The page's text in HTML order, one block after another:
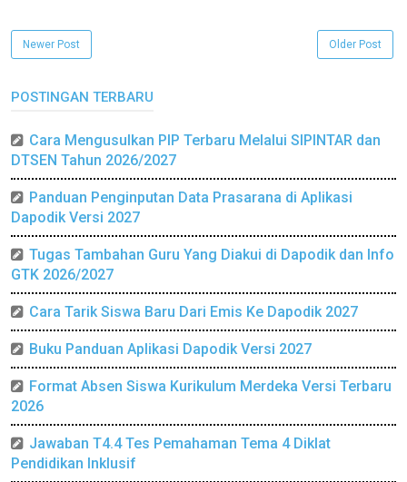
Newer Post Older Post
POSTINGAN TERBARU
Cara Mengusulkan PIP Terbaru Melalui SIPINTAR dan
DTSEN Tahun 2026/2027
Panduan Penginputan Data Prasarana di Aplikasi
Dapodik Versi 2027
Tugas Tambahan Guru Yang Diakui di Dapodik dan Info
GTK 2026/2027
Cara Tarik Siswa Baru Dari Emis Ke Dapodik 2027
Buku Panduan Aplikasi Dapodik Versi 2027
Format Absen Siswa Kurikulum Merdeka Versi Terbaru
2026
Jawaban T4.4 Tes Pemahaman Tema 4 Diklat
Pendidikan Inklusif